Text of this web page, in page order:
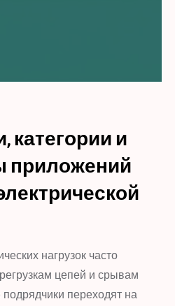
категории и
приложений
нагрузок часто
цепей и срывам
переходят на